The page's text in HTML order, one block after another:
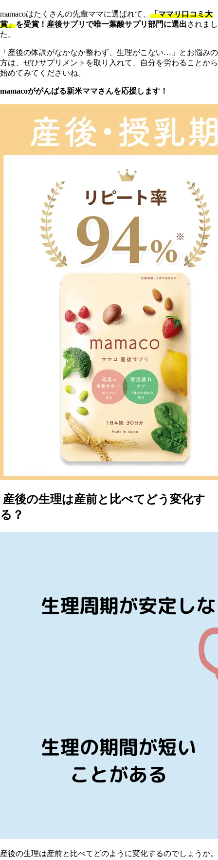
mamacoはたくさんの先輩ママに選ばれて、 「ママリ口コミ大
賞」を受賞！産後サプリで唯一葉酸サプリ部門に選出されまし
た。
「産後の体調がなかなか整わず、生理がこない…」とお悩みの
方は、ぜひサプリメントを取り入れて、自分を労わることから
始めてみてくださいね。
mamacoががんばる新米ママさんを応援します！
産後の生理は産前と比べてどう変化す
る？
産後の生理は産前と比べてどのように変化するのでしょうか。